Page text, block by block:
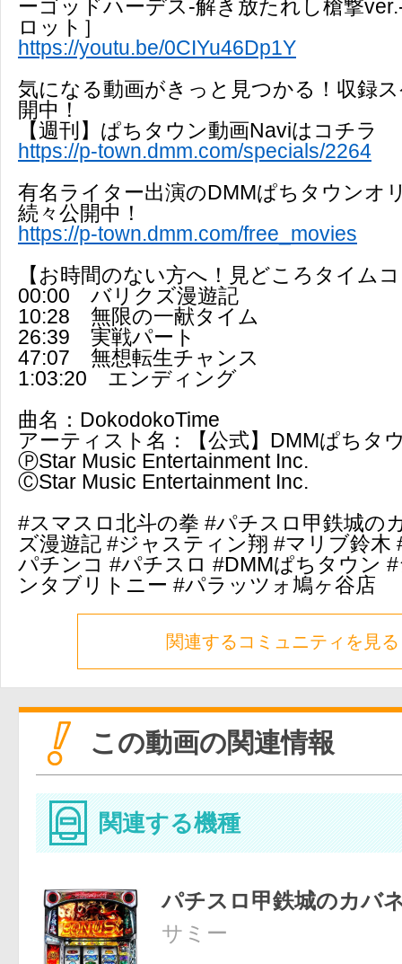
ーゴッドハーデス-解き放たれし槍撃
ロット］
https://youtu.be/0CIYu46Dp1Y
気になる動画がきっと見つかる！収録
開中！
【週刊】ぱちタウン動画Naviはコチラ
https://p-town.dmm.com/specials/2264
有名ライター出演のDMMぱちタウンオ
続々公開中！
https://p-town.dmm.com/free_movies
【お時間のない方へ！見どころタイム
00:00 バリクズ漫遊記
10:28 無限の一献タイム
26:39 実戦パート
47:07 無想転生チャンス
1:03:20 エンディング
曲名：DokodokoTime
アーティスト名：【公式】DMMぱちタ
ⓅStar Music Entertainment Inc.
ⒸStar Music Entertainment Inc.
#スマスロ北斗の拳 #パチスロ甲鉄城の
ズ漫遊記 #ジャスティン翔 #マリブ鈴木
パチンコ #パチスロ #DMMぱちタウン
ンタブリトニー #パラッツォ鳩ヶ谷店
関連するコミュニティを見る
この動画の関連情報
関連する機種
パチスロ甲鉄城のカバ
サミー